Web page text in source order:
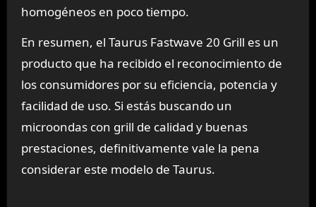
homogéneos en poco tiempo.
En resumen, el Taurus Fastwave 20 Grill es un
producto que ha recibido el reconocimiento de
los consumidores por su eficiencia, potencia y
facilidad de uso. Si estás buscando un
microondas con grill de calidad y buenas
prestaciones, definitivamente vale la pena
considerar este modelo de Taurus.